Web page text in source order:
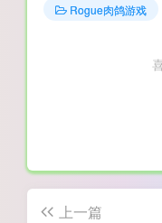
Rogue肉鸽游戏
上一篇